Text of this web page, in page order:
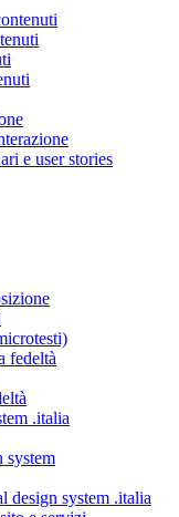
e user stories
fedeltà
.italia
system
design system .italia